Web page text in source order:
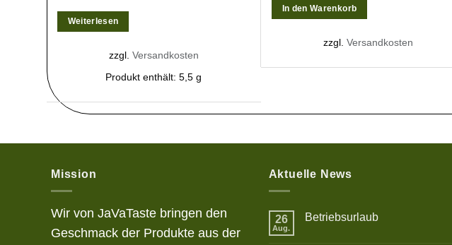
Weiterlesen
zzgl. Versandkosten
Produkt enthält: 5,5g
In den Warenkorb
zzgl. Versandkosten
Mission
Wir von JaVaTaste bringen den
Geschmack der Produkte aus der
Aktuelle News
26
Aug.
Betriebsurlaub